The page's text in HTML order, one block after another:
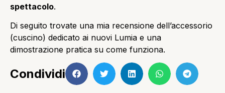
spettacolo.
Di seguito trovate una mia recensione dell’accessorio
(cuscino) dedicato ai nuovi Lumia e una
dimostrazione pratica su come funziona.
Condividi